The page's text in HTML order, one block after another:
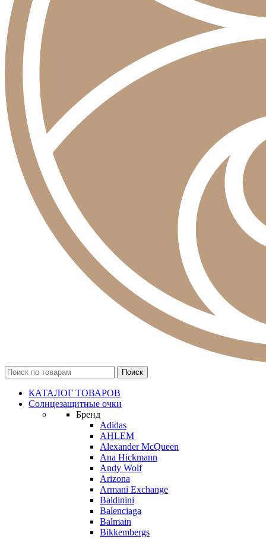
КАТАЛОГ ТОВАРОВ
Солнцезащитные очки
Бренд
Adidas
AHLEM
Alexander McQueen
Ana Hickmann
Andy Wolf
Arizona
Armani Exchange
Baldinini
Balenciaga
Balmain
Bikkembergs